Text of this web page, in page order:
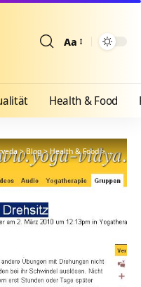
Aa
Health & Food
>Blog>Health & Food>